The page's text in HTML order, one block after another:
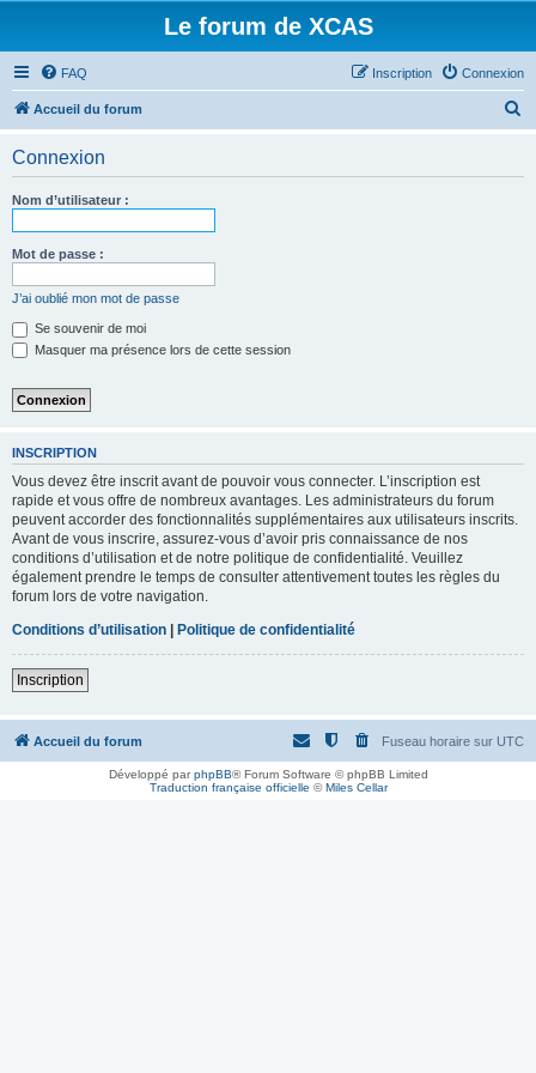
Le forum de XCAS
FAQ Connexion
Inscription
Accueil du forum
Connexion
Nom d’utilisateur :
Mot de passe :
J’ai oublié mon mot de passe
Se souvenir de moi
Masquer ma présence lors de cette session
INSCRIPTION
Vous devez être inscrit avant de pouvoir vous connecter. L’inscription est
rapide et vous offre de nombreux avantages. Les administrateurs du forum
peuvent accorder des fonctionnalités supplémentaires aux utilisateurs inscrits.
Avant de vous inscrire, assurez-vous d’avoir pris connaissance de nos
conditions d’utilisation et de notre politique de confidentialité. Veuillez
également prendre le temps de consulter attentivement toutes les règles du
forum lors de votre navigation.
Conditions d’utilisation | Politique de confidentialité
Inscription
Accueil du forum Fuseau horaire sur UTC
Développé parphpBB® Forum Software © phpBB Limited
Traduction française officielle ©Miles Cellar